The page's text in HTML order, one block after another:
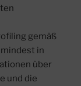
gemäß
in
über
und die